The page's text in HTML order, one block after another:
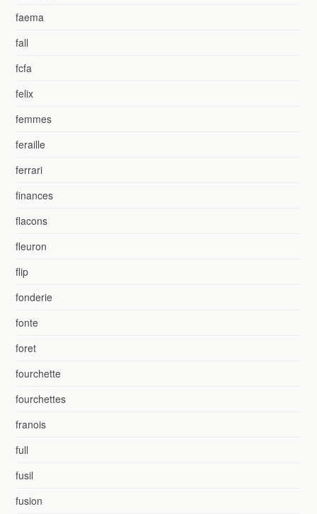
faema
fall
fcfa
felix
femmes
feraille
ferrari
finances
flacons
fleuron
flip
fonderie
fonte
foret
fourchette
fourchettes
franois
full
fusil
fusion